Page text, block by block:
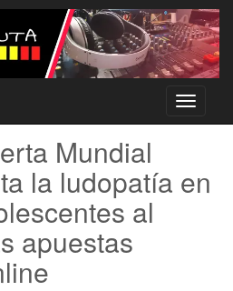
Toggle
Mundial
la ludopatía en
al
apuestas